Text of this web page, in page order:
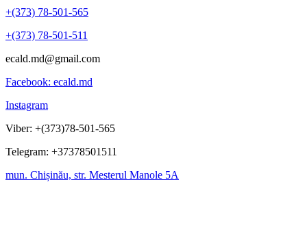
+(373) 78-501-565
+(373) 78-501-511
ecald.md@gmail.com
Facebook: ecald.md
Instagram
Viber: +(373)78-501-565
Telegram: +37378501511
mun. Chișinău, str. Mesterul Manole 5A